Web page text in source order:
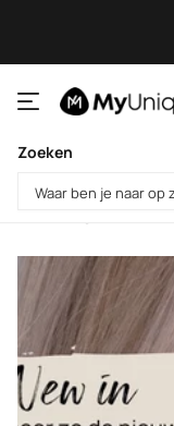
Zoeken
Homepage
Blog